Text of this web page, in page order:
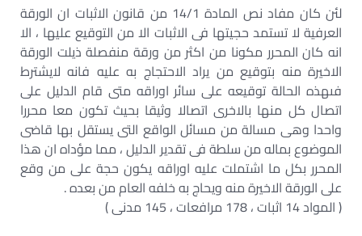
لئن كان مفاد نص المادة 14/1 من قانون الاثبات ان الورقة
العرفية لا تستمد حجيتها فى الاثبات الا من التوقيع عليها ، الا
انه كان المحرر مكونا من اكثر من ورقة منفصلة ذيلت الورقة
الاخيرة منه بتوقيع من يراد الاحتجاج به عليه فانه لايشترط
فىهذه الحالة توقيعه على سائر اوراقه متى قام الدليل على
اتصال كل منها بالاخرى اتصالا وثيقا بحيث تكون معا محررا
واحدا وهى مسالة من مسائل الواقع التى يستقل بها قاضى
الموضوع بماله من سلطة فى تقدير الدليل ، مما مؤداه ان هذا
المحرر بكل ما اشتملت عليه اوراقه يكون حجة على من وقع
على الورقة الاخيرة منه ويحاج به خلفه العام من بعده .
( المواد 14 اثبات ، 178 مرافعات ، 145 مدنى )